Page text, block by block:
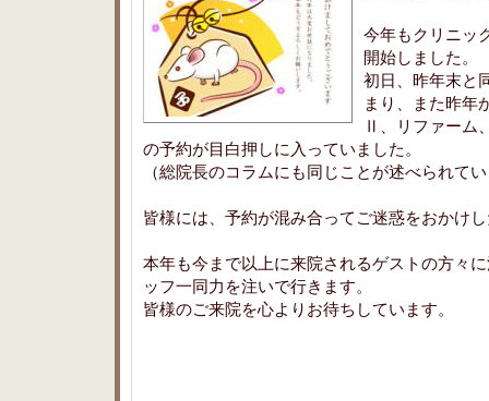
今年もクリニッ
開始しました。
初日、昨年末と
まり、また昨年
Ⅱ、リファーム
の予約が目白押しに入っていました。
（総院長のコラムにも同じことが述べられて
皆様には、予約が混み合ってご迷惑をおかけ
本年も今まで以上に来院されるゲストの方々
ッフ一同力を注いで行きます。
皆様のご来院を心よりお待ちしています。